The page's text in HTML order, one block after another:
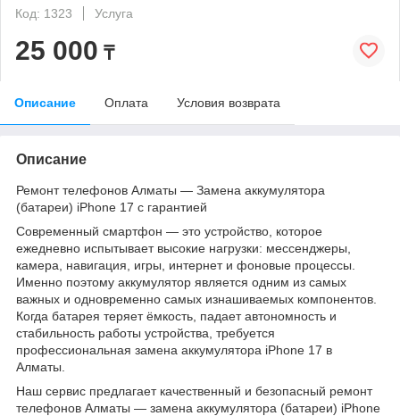
Код: 1323 Услуга
25 000 ₸
Описание Оплата Условия возврата
Описание
Ремонт телефонов Алматы — Замена аккумулятора
(батареи) iPhone 17 с гарантией
Современный смартфон — это устройство, которое
ежедневно испытывает высокие нагрузки: мессенджеры,
камера, навигация, игры, интернет и фоновые процессы.
Именно поэтому аккумулятор является одним из самых
важных и одновременно самых изнашиваемых компонентов.
Когда батарея теряет ёмкость, падает автономность и
стабильность работы устройства, требуется
профессиональная замена аккумулятора iPhone 17 в
Алматы.
Наш сервис предлагает качественный и безопасный ремонт
телефонов Алматы — замена аккумулятора (батареи) iPhone